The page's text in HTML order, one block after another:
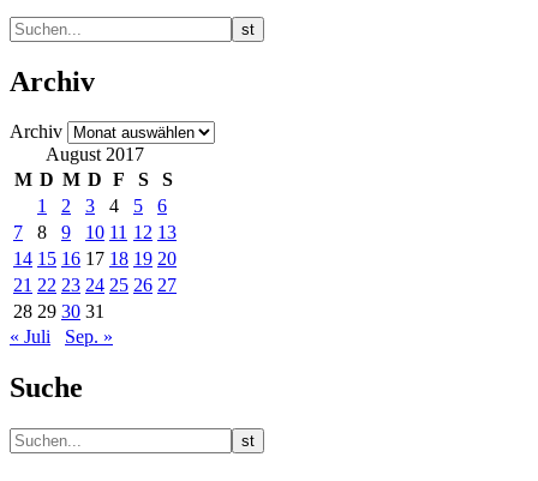
Archiv
Archiv
August 2017
M D M D F S
S
1
2 3 4 5
6
7
8 9 10 11 12 13
14 15 16 17 18 19 20
21 22 23 24 25 26 27
28 29 30 31
« Juli
Sep. »
Suche